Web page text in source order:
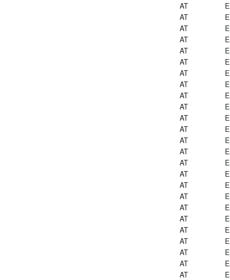
AT
AT
AT
AT
AT
AT
AT
AT
AT
AT
AT
AT
AT
AT
AT
AT
AT
AT
AT
AT
AT
AT
AT
AT
AT